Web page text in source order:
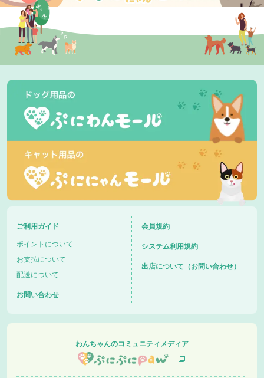
ご利用ガイド
ポイントについて
お支払について
配送について
お問い合わせ
会員規約
システム利用規約
出店について（お問い合わせ）
わんちゃんのコミュニティメディア